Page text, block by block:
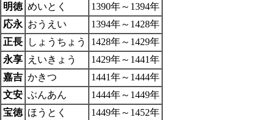
明徳 めいとく
1390年～1394年
応永 おうえい
1394年～1428年
正長
しょうちょう
1428年～1429年
永享
えいきょう
1429年～1441年
嘉吉 かきつ
1441年～1444年
文安 ぶんあん
1444年～1449年
宝徳 ほうとく
1449年～1452年